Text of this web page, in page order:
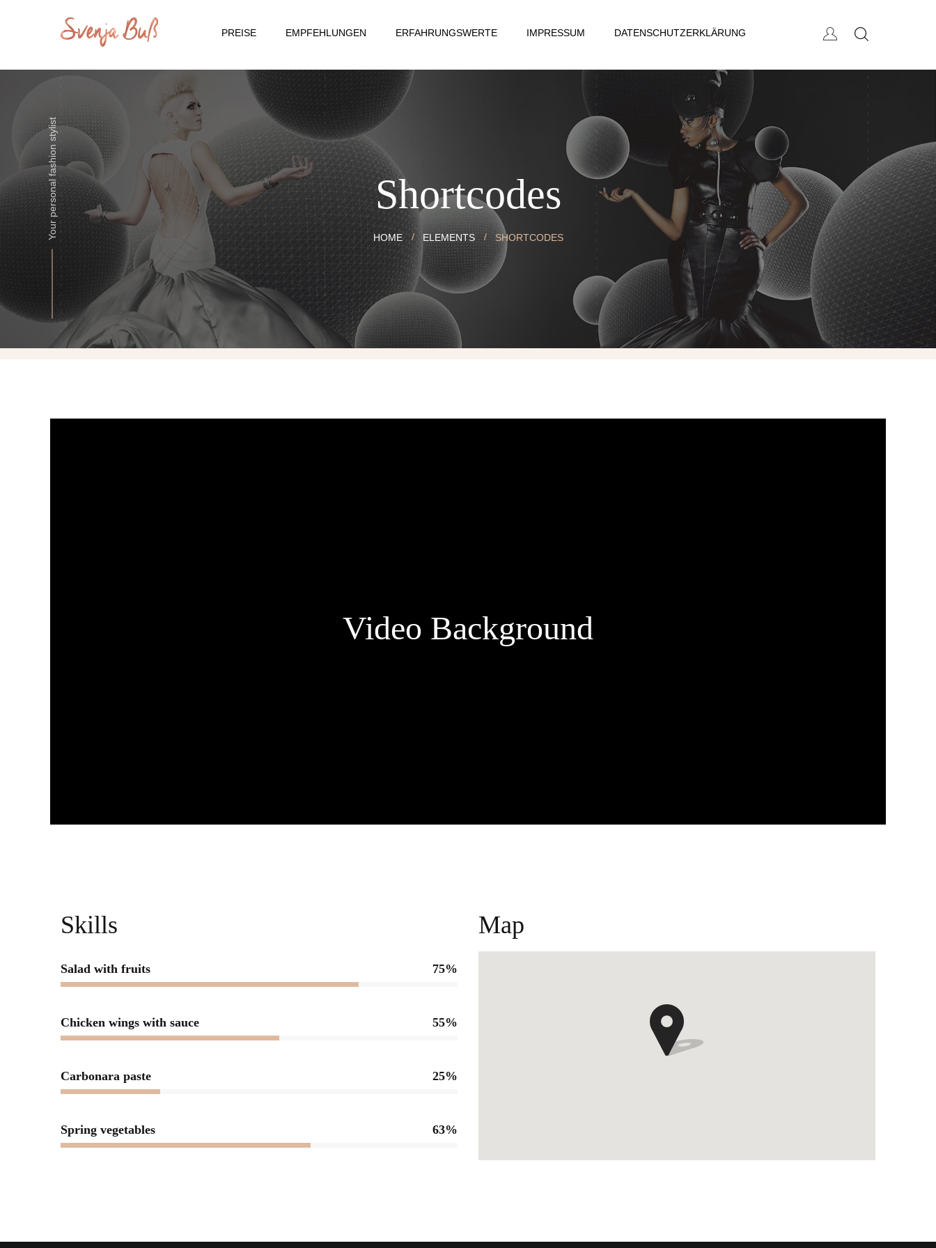
PREISE EMPFEHLUNGEN ERFAHRUNGSWERTE IMPRESSUM DATENSCHUTZ­ERKLÄRUNG
Your personal fashion stylist Shortcodes
HOME ELEMENTS SHORTCODES
Video Background
Skills
Salad with fruits 75%
Chicken wings with sauce 55%
Carbonara paste 25%
Spring vegetables 63%
Map